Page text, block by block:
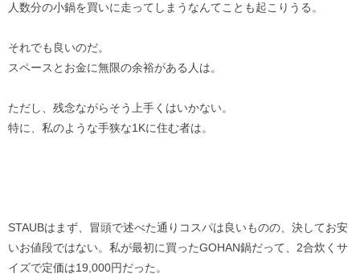
人数分の小鍋を買いに走ってしまうなんてことも起こりうる。
それでも良いのだ。
スペースとお金に無限の余裕がある人は。
ただし、残念ながらそう上手くはいかない。
特に、私のような手狭な1Kに住む者は。
STAUBはまず、冒頭で述べた通りコスパは良いものの、決してお安
いお値段ではない。私が最初に買ったGOHAN鍋だって、2合炊くサ
イズで定価は19,000円だった。